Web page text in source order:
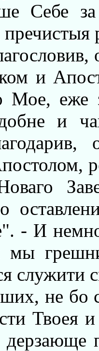
Себе
и
Мое, еже
и
- И
мы
служити
не бо
Твоея
дерзающе